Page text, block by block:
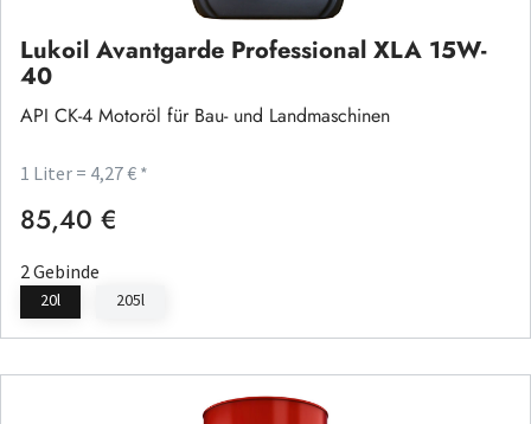
Lukoil Avantgarde Professional XLA 15W-
40
API CK-4 Motoröl für Bau- und Landmaschinen
1 Liter = 4,27 € *
Regulärer Preis:
85,40 €
2 Gebinde
20l 205l